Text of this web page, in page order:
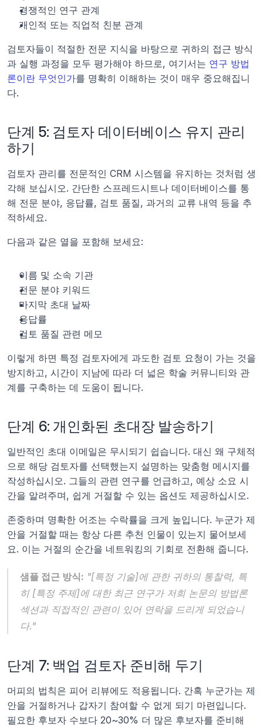
경쟁적인 연구 관계
개인적 또는 직업적 친분 관계
검토자들이 적절한 전문 지식을 바탕으로 귀하의 접근 방식
과 실행 과정을 모두 평가해야 하므로, 여기서는 연구 방법
론이란 무엇인가를 명확히 이해하는 것이 매우 중요해집니
다.
단계 5: 검토자 데이터베이스 유지 관리
하기
검토자 관리를 전문적인 CRM 시스템을 유지하는 것처럼 생
각해 보십시오. 간단한 스프레드시트나 데이터베이스를 통
해 전문 분야, 응답률, 검토 품질, 과거의 교류 내역 등을 추
적하세요.
다음과 같은 열을 포함해 보세요:
이름 및 소속 기관
전문 분야 키워드
마지막 초대 날짜
응답률
검토 품질 관련 메모
이렇게 하면 특정 검토자에게 과도한 검토 요청이 가는 것을
방지하고, 시간이 지남에 따라 더 넓은 학술 커뮤니티와 관
계를 구축하는 데 도움이 됩니다.
단계 6: 개인화된 초대장 발송하기
일반적인 초대 이메일은 무시되기 쉽습니다. 대신 왜 구체적
으로 해당 검토자를 선택했는지 설명하는 맞춤형 메시지를
작성하십시오. 그들의 관련 연구를 언급하고, 예상 소요 시
간을 알려주며, 쉽게 거절할 수 있는 옵션도 제공하십시오.
존중하며 명확한 어조는 수락률을 크게 높입니다. 누군가 제
안을 거절할 때는 항상 다른 추천 인물이 있는지 물어보세
요. 이는 거절의 순간을 네트워킹의 기회로 전환해 줍니다.
샘플 접근 방식: "[특정 기술]에 관한 귀하의 통찰력, 특
히 [특정 주제]에 대한 최근 연구가 저희 논문의 방법론
섹션과 직접적인 관련이 있어 연락을 드리게 되었습니
다."
단계 7: 백업 검토자 준비해 두기
머피의 법칙은 피어 리뷰에도 적용됩니다. 간혹 누군가는 제
안을 거절하거나 갑자기 참여할 수 없게 되기 마련입니다.
필요한 후보자 수보다 20~30% 더 많은 후보자를 준비해